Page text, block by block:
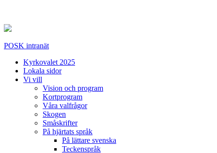
POSK intranät
Kyrkovalet 2025
Lokala sidor
Vi vill
Vision och program
Kortprogram
Våra valfrågor
Skogen
Småskrifter
På hjärtats språk
På lättare svenska
Teckenspråk